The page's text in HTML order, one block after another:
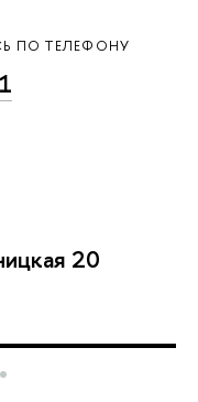
ПО ТЕЛЕФОНУ
20